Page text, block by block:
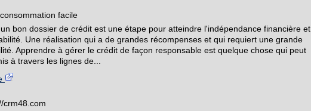
facile
bon dossier de crédit est une étape pour atteindre l'indépendance financière et
Une réalisation qui a de grandes récompenses et qui requiert une grande
Apprendre à gérer le crédit de façon responsable est quelque chose qui peut
à travers les lignes de...
crm48.com